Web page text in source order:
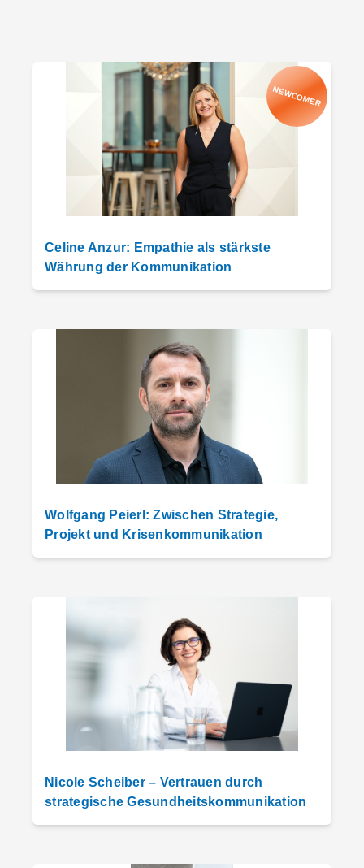
NEWCOMER
Celine Anzur: Empathie als stärkste
Währung der Kommunikation
Wolfgang Peierl: Zwischen Strategie,
Projekt und Krisenkommunikation
Nicole Scheiber – Vertrauen durch
strategische Gesundheitskommunikation